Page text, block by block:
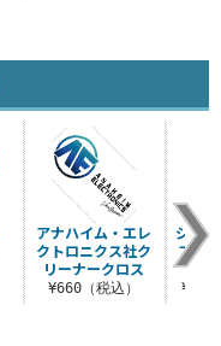
アナハイム・エレ
クトロニクス社ク
リーナークロス
¥660（税込）
ジオ
フル